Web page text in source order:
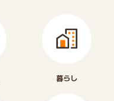
暮らし